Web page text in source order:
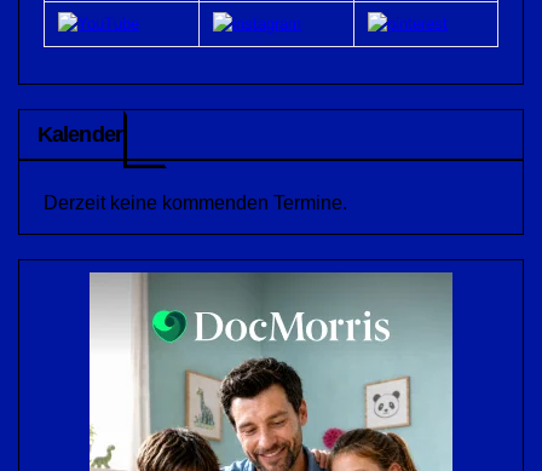
Kalender
Derzeit keine kommenden Termine.